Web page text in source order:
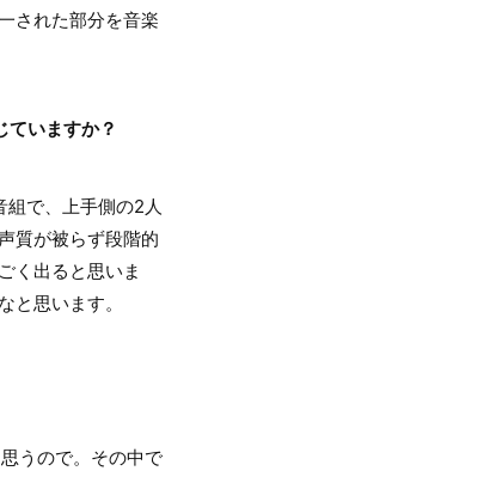
された部分を音楽
いますか？
で、上手側の2人
質が被らず段階的
く出ると思いま
思います。
うので。その中で